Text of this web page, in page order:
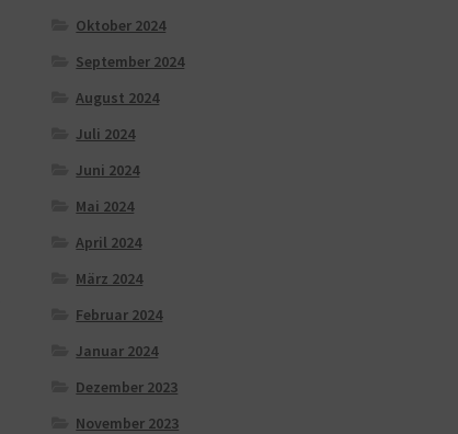
Oktober 2024
September 2024
August 2024
Juli 2024
Juni 2024
Mai 2024
April 2024
März 2024
Februar 2024
Januar 2024
Dezember 2023
November 2023